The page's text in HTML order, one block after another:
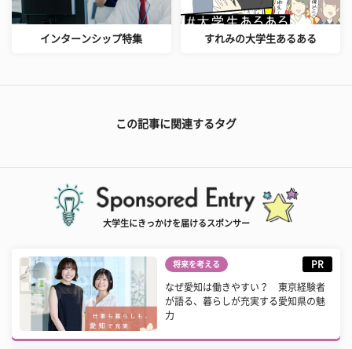
インターンシップ特集 すれみの大学生あるある
この記事に関連するタグ
大学生にきっかけを届けるスポンサー
将来を考える PR
なぜ愛知は働きやすい？ 東京経験者
が語る、暮らしが充実する愛知県の魅
力